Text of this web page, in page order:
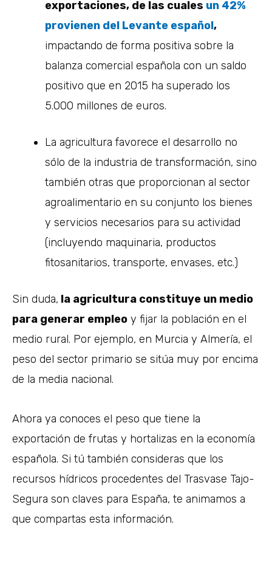
exportaciones, de las cuales un 42%
provienen del Levante español,
impactando de forma positiva sobre la
balanza comercial española con un saldo
positivo que en 2015 ha superado los
5.000 millones de euros.
La agricultura favorece el desarrollo no
sólo de la industria de transformación, sino
también otras que proporcionan al sector
agroalimentario en su conjunto los bienes
y servicios necesarios para su actividad
(incluyendo maquinaria, productos
fitosanitarios, transporte, envases, etc.)
Sin duda, la agricultura constituye un medio
para generar empleo y fijar la población en el
medio rural. Por ejemplo, en Murcia y Almería, el
peso del sector primario se sitúa muy por encima
de la media nacional.
Ahora ya conoces el peso que tiene la
exportación de frutas y hortalizas en la economía
española. Si tú también consideras que los
recursos hídricos procedentes del Trasvase Tajo-
Segura son claves para España, te animamos a
que compartas esta información.